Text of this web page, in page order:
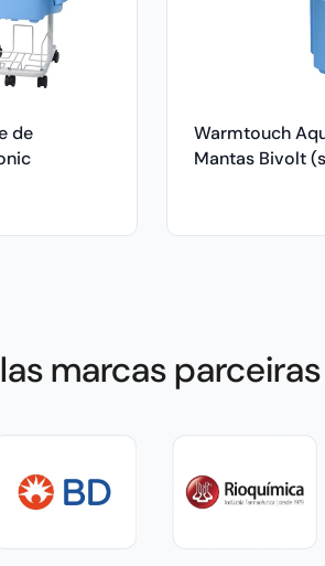
de
Warmtouch
Mantas Bivolt
marcas parceiras